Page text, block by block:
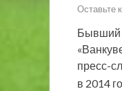
Оставьте
Бывший
пресс-
в 2014